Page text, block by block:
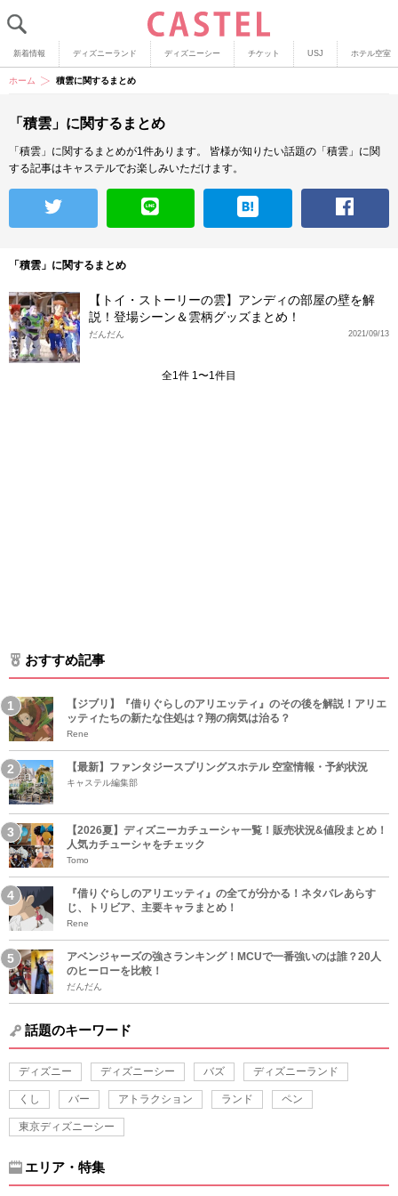
新着情報 ディズニーランド ディズニーシー チケット USJ ホテル空室
ホーム 積雲に関するまとめ
「積雲」に関するまとめ
「積雲」に関するまとめが1件あります。
皆様が知りたい話題の「積雲」に関
する記事はキャステルでお楽しみいただけます。
「積雲」に関するまとめ
【トイ・ストーリーの雲】アンディの部屋の壁を解
説！登場シーン＆雲柄グッズまとめ！
2021/09/13
だんだん
全1件 1〜1件目
おすすめ記事
【ジブリ】『借りぐらしのアリエッティ』のその後を解説！アリエ
ッティたちの新たな住処は？翔の病気は治る？
Rene
【最新】ファンタジースプリングスホテル 空室情報・予約状況
キャステル編集部
【2026夏】ディズニーカチューシャ一覧！販売状況&値段まとめ！
人気カチューシャをチェック
Tomo
『借りぐらしのアリエッティ』の全てが分かる！ネタバレあらす
じ、トリビア、主要キャラまとめ！
Rene
アベンジャーズの強さランキング！MCUで一番強いのは誰？20人
のヒーローを比較！
だんだん
話題のキーワード
ディズニー ディズニーシー バズ ディズニーランド
くし バー アトラクション ランド ペン
東京ディズニーシー
エリア・特集